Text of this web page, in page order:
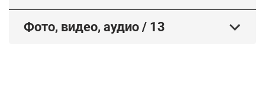
Фото, видео, аудио / 13